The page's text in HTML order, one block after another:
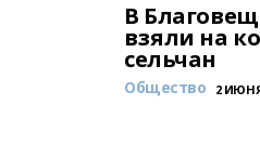
В
взяли на
сельчан
Общество 2 ИЮНЯ